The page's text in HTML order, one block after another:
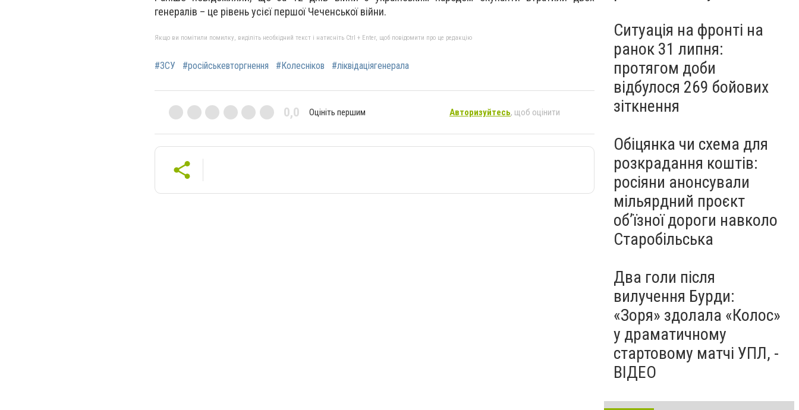
генералів – це рівень усієї першої Чеченської війни.
Якщо ви помітили помилку, виділіть необхідний текст і натисніть Ctrl + Enter, щоб повідомити про це редакцію
#ЗСУ #російськевторгнення #Колесніков #ліквідаціягенерала
0,0 Оцініть першим Авторизуйтесь, щоб оцінити
Ситуація на фронті на
ранок 31 липня:
протягом доби
відбулося 269 бойових
зіткнення
Обіцянка чи схема для
розкрадання коштів:
росіяни анонсували
мільярдний проєкт
об’їзної дороги навколо
Старобільська
Два голи після
вилучення Бурди:
«Зоря» здолала «Колос»
у драматичному
стартовому матчі УПЛ, -
ВІДЕО